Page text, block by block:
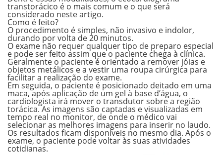
transtorácico é o mais comum e o que será
considerado neste artigo.
Como é feito?
O procedimento é simples, não invasivo e indolor,
durando por volta de20 minutos.
O exame não requer qualquer tipo de preparo especial
e pode ser feito assim que o paciente chega à clínica.
Geralmente o paciente é orientado a remover jóias e
objetos metálicos e a vestir uma roupa cirúrgica para
facilitar a realização do exame.
Em seguida, o paciente é posicionado deitado em uma
maca, após aplicação de um gel à base d’água, o
cardiologista irá mover o transdutor sobre a região
torácica. As imagens são captadas e visualizadas em
tempo real no monitor, de onde o médico vai
selecionar as melhores imagens para inserir no laudo.
Os resultados ficam disponíveis no mesmo dia. Após o
exame, o paciente pode voltar às suas atividades
cotidianas.